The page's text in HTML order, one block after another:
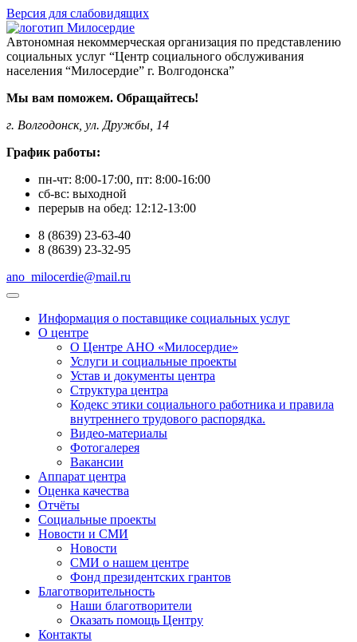
Версия для слабовидящих
Автономная некоммерческая организация по представлению
социальных услуг “Центр социального обслуживания
населения “Милосердие” г. Волгодонска”
Мы вам поможем. Обращайтесь!
г. Волгодонск, ул. Дружбы, 14
График работы:
пн-чт: 8:00-17:00, пт: 8:00-16:00
сб-вс: выходной
перерыв на обед: 12:12-13:00
8 (8639) 23-63-40
8 (8639) 23-32-95
ano_milocerdie@mail.ru
Информация о поставщике социальных услуг
О центре
О Центре АНО «Милосердие»
Услуги и социальные проекты
Устав и документы центра
Структура центра
Кодекс этики социального работника и правила
внутреннего трудового распорядка.
Видео-материалы
Фотогалерея
Вакансии
Аппарат центра
Оценка качества
Отчёты
Социальные проекты
Новости и СМИ
Новости
СМИ о нашем центре
Фонд президентских грантов
Благотворительность
Наши благотворители
Оказать помощь Центру
Контакты